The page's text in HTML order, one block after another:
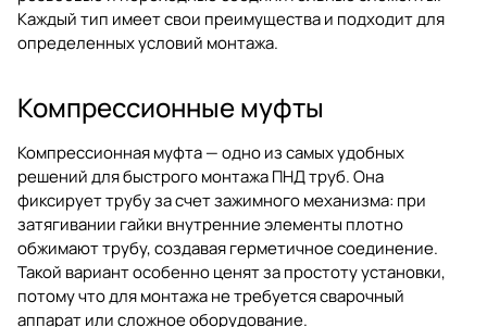
Каждый тип имеет свои преимущества и подходит для
определенных условий монтажа.
Компрессионные муфты
Компрессионная муфта — одно из самых удобных
решений для быстрого монтажа ПНД труб. Она
фиксирует трубу за счет зажимного механизма: при
затягивании гайки внутренние элементы плотно
обжимают трубу, создавая герметичное соединение.
Такой вариант особенно ценят за простоту установки,
потому что для монтажа не требуется сварочный
аппарат или сложное оборудование.